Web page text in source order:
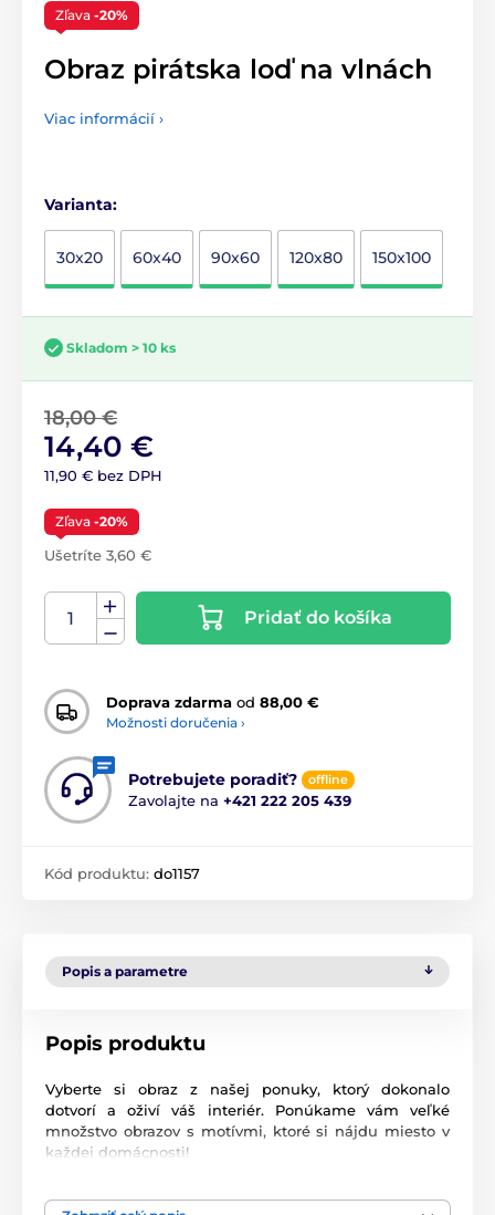
Zľava -20%
Obraz pirátska loď na vlnách
Viac informácií ›
Varianta:
30x20 60x40 90x60 120x80 150x100
Skladom > 10 ks
18,00 €
14,40 €
11,90 € bez DPH
Zľava -20%
Ušetríte 3,60 €
Pridať do košíka
Doprava zdarma od 88,00 €
Možnosti doručenia ›
Potrebujete poradiť? offline
Zavolajte na +421 222 205 439
Kód produktu: do1157
Popis a parametre
Popis produktu
Vyberte si obraz z našej ponuky, ktorý dokonalo
dotvorí a oživí váš interiér. Ponúkame vám veľké
množstvo obrazov s motívmi, ktoré si nájdu miesto v
každej domácnosti!